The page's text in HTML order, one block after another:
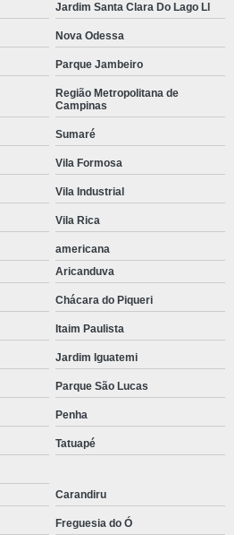
Jardim Santa Clara Do Lago Ll
Nova Odessa
Parque Jambeiro
Região Metropolitana de
Campinas
Sumaré
Vila Formosa
Vila Industrial
Vila Rica
americana
Aricanduva
Chácara do Piqueri
Itaim Paulista
Jardim Iguatemi
Parque São Lucas
Penha
Tatuapé
Carandiru
Freguesia do Ó